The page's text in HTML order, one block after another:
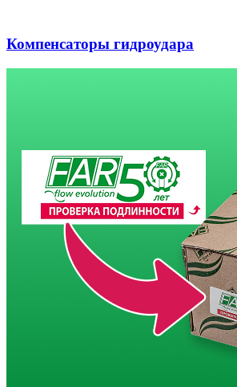
Компенсаторы гидроудара